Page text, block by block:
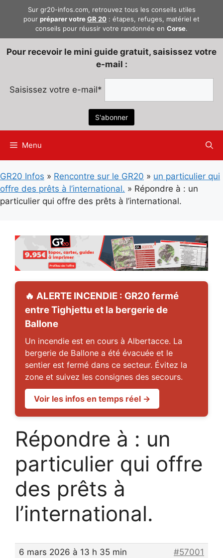
Sur gr20-infos.com, retrouvez tous les conseils utiles
pour préparer votreGR 20 : étapes, refuges, matériel et
conseils pour réussir votre randonnée en Corse.
Pour recevoir le mini guide gratuit, saisissez votre
e-mail :
Saisissez votre e-mail*
Menu
GR20 Infos » Rencontre sur le GR20 » un particulier qui
offre des prêts à l’international. » Répondre à : un
particulier qui offre des prêts à l’international.
🔥 ALERTE INCENDIE : GR20 fermé
entre Tighjettu et la bergerie de
Ballone
Un incendie est en cours à Albertacce. La
bergerie de Ballone a été évacuée et le
sentier est fermé dans ce secteur. Évitez la
zone et suivez les consignes des secours.
Voir les infos en temps réel →
Répondre à : un
particulier qui offre
des prêts à
l’international.
6 mars 2026 à 13 h 35 min
#57001